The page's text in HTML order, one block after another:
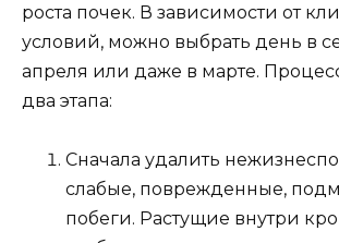
роста почек. В зависимости от
условий, можно выбрать день в
апреля или даже в марте.
два этапа:
Сначала удалить
слабые, поврежденные,
побеги. Растущие внутри